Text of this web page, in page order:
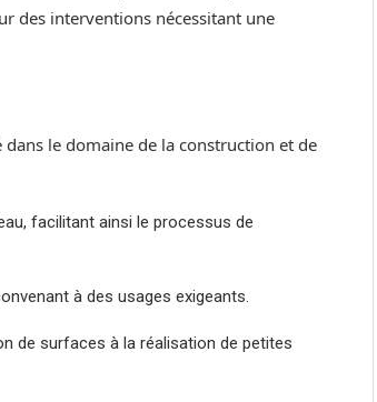
des interventions nécessitant une
le domaine de la construction et de
facilitant ainsi le processus de
à des usages exigeants.
de surfaces à la réalisation de petites